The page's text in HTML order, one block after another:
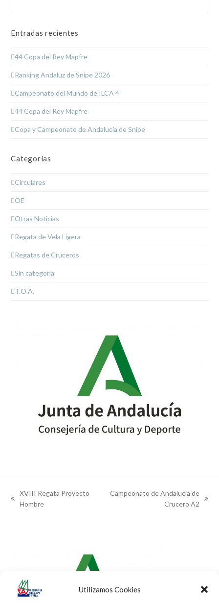
Utilizamos Cookies
Entradas recientes
44 Copa del Rey Mapfre
Ranking Andaluz de Snipe 2026
Campeonato del Mundo de ILCA 4
44 Copa del Rey Mapfre
Copa y Campeonato de Andalucía de Snipe
Categorías
Circulares
OE
Otras Noticias
Regata de Vela Ligera
Regatas de Cruceros
Sin categoría
T.O.A.
previous
XVIII Regata Proyecto
Hombre
Campeonato de Andalucía de
Crucero A2